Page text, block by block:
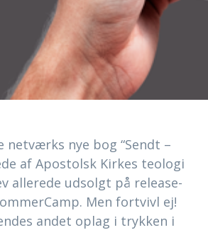
netværks nye bog “Sendt –
af Apostolsk Kirkes teologi
allerede udsolgt på release-
Men fortvivl ej!
andet oplag i trykken i